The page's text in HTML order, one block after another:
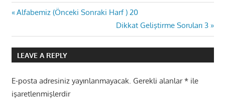
Yazı
gezinmesi
Previous
Alfabemiz (Önceki Sonraki Harf ) 20
Next
Post:
Dikkat Geliştirme Soruları 3
LEAVE A REPLY
E-posta adresiniz yayınlanmayacak. Gerekli alanlar*ile
işaretlenmişlerdir